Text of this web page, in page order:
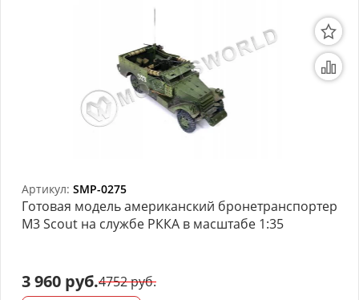
Артикул: SMP-0275
Готовая модель американский бронетранспортер
M3 Scout на службе РККА в масштабе 1:35
3 960 руб.4752 руб.